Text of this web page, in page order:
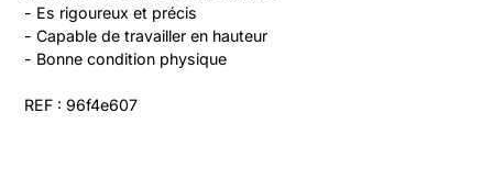
- Es rigoureux et précis
- Capable de travailler en hauteur
- Bonne condition physique
REF : 96f4e607